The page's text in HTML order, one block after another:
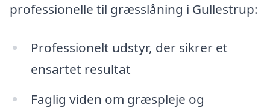
professionelle til græsslåning i Gullestrup:
Professionelt udstyr, der sikrer et
ensartet resultat
Faglig viden om græspleje og